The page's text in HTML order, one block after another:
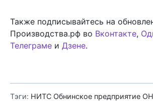
Также подписывайтесь на
Производства.рф во Вконтакте,
Телеграме и Дзене.
Тэги: НИТС Обнинское предприятие